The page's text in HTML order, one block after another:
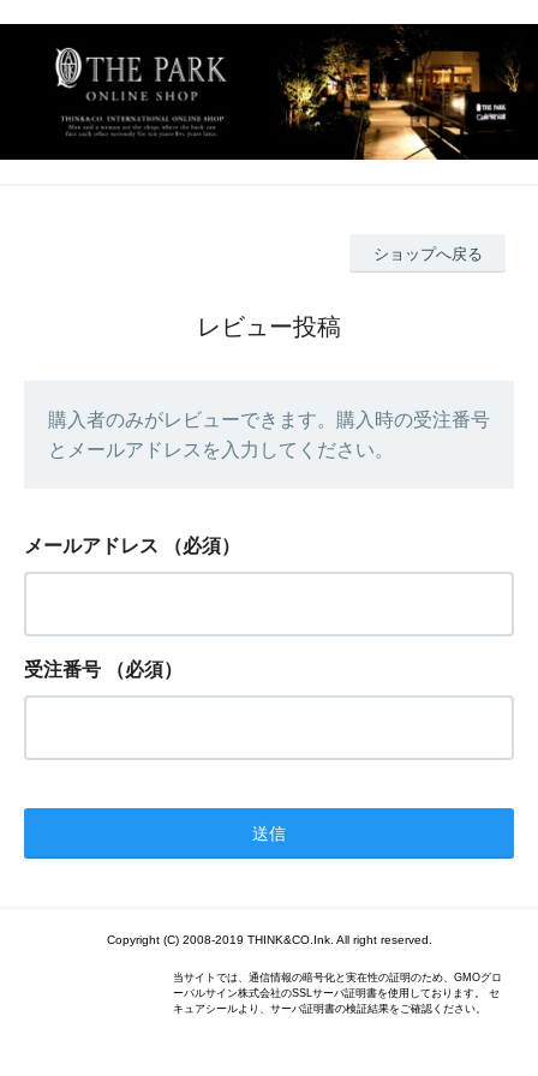
ショップへ戻る
レビュー投稿
購入者のみがレビューできます。購入時の受注番号
とメールアドレスを入力してください。
メールアドレス （必須）
受注番号 （必須）
Copyright (C) 2008-2019 THINK&CO.Ink. All right reserved.
当サイトでは、通信情報の暗号化と実在性の証明のため、GMOグロ
ーバルサイン株式会社のSSLサーバ証明書を使用しております。 セ
キュアシールより、サーバ証明書の検証結果をご確認ください。